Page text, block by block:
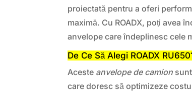
proiectată pentru a oferi
maximă. Cu ROADX, poți avea
anvelope care îndeplinesc cele
De Ce Să Alegi ROADX
Aceste anvelope de camion
care doresc să optimizeze